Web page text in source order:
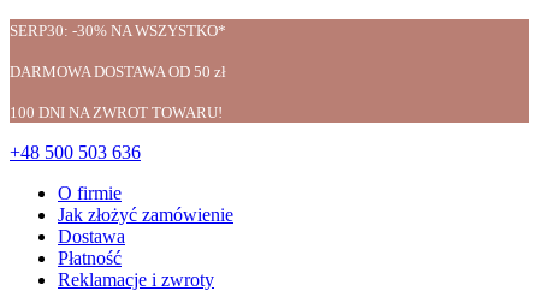
SERP30: -30% NA WSZYSTKO*
DARMOWA DOSTAWA OD 50 zł
100 DNI NA ZWROT TOWARU!
+48 500 503 636
O firmie
Jak złożyć zamówienie
Dostawa
Płatność
Reklamacje i zwroty